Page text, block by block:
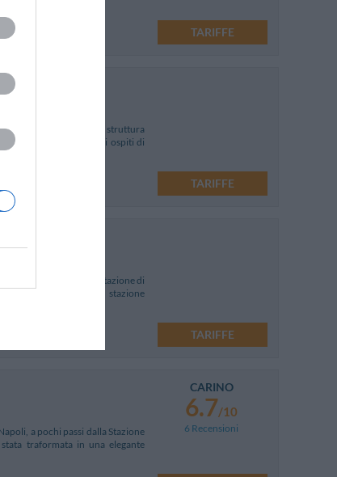
TARIFFE
Hotel è una piccola struttura
permette agli ospiti di
TARIFFE
Garibaldi e dalla stazione di
storica e vicina alla stazione
TARIFFE
a pochi passi dalla Stazione
traformata in una elegante
CARINO
6.7/10
6 Recensioni